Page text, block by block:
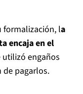
formalización, la
encaja en el
utilizó engaños
de pagarlos.